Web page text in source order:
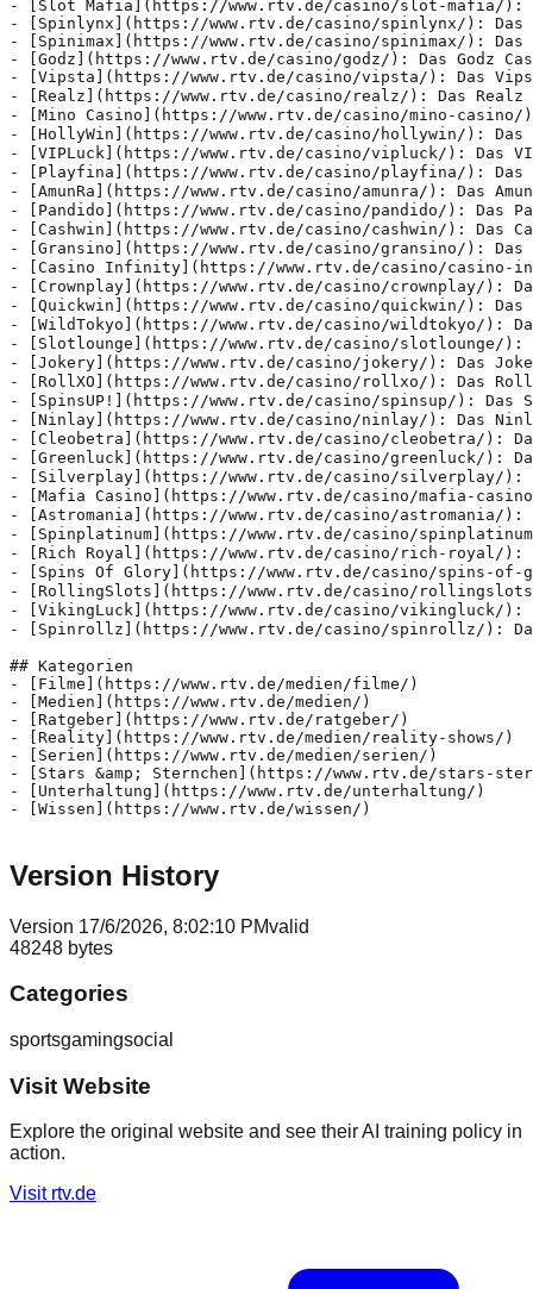
Version History
Version 17/6/2026, 8:02:10 PMvalid
48248 bytes
Categories
sportsgamingsocial
Visit Website
Explore the original website and see their AI training policy in
action.
Visit rtv.de